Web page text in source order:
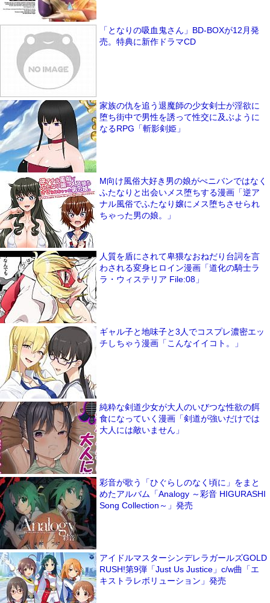
「となりの吸血鬼さん」BD-BOXが12月発
売。特典に新作ドラマCD
家族の仇を追う退魔師の少女剣士が淫欲に
堕ち街中で男性を誘って性交に及ぶように
なるRPG「斬影剣姫」
M向け風俗大好き男の娘がぺニバンではなく
ふたなりと出会いメス堕ちする漫画「逆ア
ナル風俗でふたなり嬢にメス堕ちさせられ
ちゃった男の娘。」
人質を盾にされて卑猥なおねだり台詞を言
わされる変身ヒロイン漫画「道化の騎士ラ
ラ・ウィステリア File:08」
ギャル子と地味子と3人でコスプレ濃密エッ
チしちゃう漫画「こんなイイコト。」
純粋な剣道少女が大人のいびつな性欲の餌
食になっていく漫画「剣道が強いだけでは
大人には敵いません」
彩音が歌う「ひぐらしのなく頃に」をまと
めたアルバム「Analogy ～彩音 HIGURASHI
Song Collection～」発売
アイドルマスターシンデレラガールズGOLD
RUSH!第9弾「Just Us Justice」c/w曲「エ
キストラレボリューション」発売